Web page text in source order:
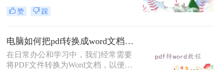
编辑和修改内容。虽然市面上有很多
专业的PDF转Word工具，但不少用户
么pdf转换word文档怎么转免费呢？本
文将介绍三种免费的PDF转Word方
法，帮助您轻松实现文件格式转换。
赞 踩
电脑如何把pdf转换成word文档？这3种方法简单易学，你一定要知道！
在日常办公和学习中，我们经常需要
将PDF文件转换为Word文档，以便于